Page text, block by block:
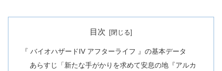
目次
『 バイオハザードIV アフターライフ 』の基本データ
あらすじ「新たな手がかりを求めて安息の地『アルカ